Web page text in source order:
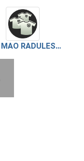
ACS MAO RADULESCO